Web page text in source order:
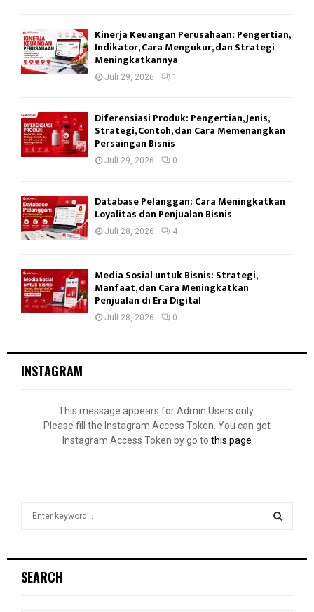
Kinerja Keuangan Perusahaan: Pengertian,
Indikator, Cara Mengukur, dan Strategi
Meningkatkannya
Juli 29, 2026 1
Diferensiasi Produk: Pengertian, Jenis,
Strategi, Contoh, dan Cara Memenangkan
Persaingan Bisnis
Juli 29, 2026 0
Database Pelanggan: Cara Meningkatkan
Loyalitas dan Penjualan Bisnis
Juli 28, 2026 4
Media Sosial untuk Bisnis: Strategi,
Manfaat, dan Cara Meningkatkan
Penjualan di Era Digital
Juli 28, 2026 0
INSTAGRAM
This message appears for Admin Users only:
Please fill the Instagram Access Token. You can get
Instagram Access Token by go to this page
h
SEARCH